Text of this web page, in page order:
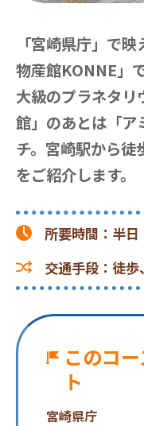
「宮崎県庁」で
物産館KONNE」
大級のプラネタリ
館」のあとは「ア
チ。宮崎駅から徒
をご紹介します。
所要時間 ： 半日
交通手段 ： 徒歩
このコ
ト
宮崎県庁